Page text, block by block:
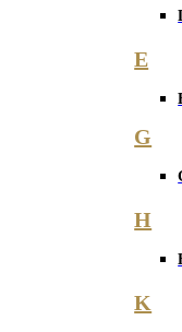
E
G
H
K